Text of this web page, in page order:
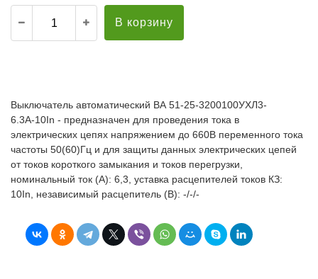
В корзину
Выключатель автоматический ВА 51-25-3200100УХЛ3-
6.3А-10In - предназначен для проведения тока в
электрических цепях напряжением до 660В переменного тока
частоты 50(60)Гц и для защиты данных электрических цепей
от токов короткого замыкания и токов перегрузки,
номинальный ток (А): 6,3, уставка расцепителей токов КЗ:
10In, независимый расцепитель (В): -/-/-